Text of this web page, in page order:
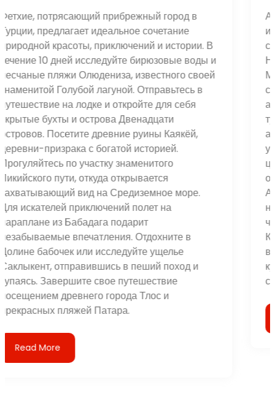
Анкара, столица Турции, предлагает сочетание
исторических достопримечательностей и
современных достопримечательностей.
Начните с посещения Аныткабира, мавзолея
Мустафы Кемаля Ататюрка, основателя
современной Турции, который является
архитектурным шедевром и символом
турецкой гордости. Исследуйте Музей
анатолийских цивилизаций, где хранятся
увлекательные артефакты древних
цивилизаций. Чтобы получить представление
об истории города, отправляйтесь в замок
Анкары, откуда открывается панорамный вид
на город. Прогуляйтесь по парку Генчлик,
чтобы уединиться, или посетите мечеть
Кочатепе, одну из самых больших и
впечатляющих мечетей в Турции. Яркие кафе и
культурная жизнь Анкары также придают
современный вид этому историческому городу.
Read More